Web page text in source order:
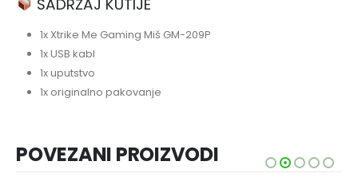
SADRŽAJ KUTIJE
1x Xtrike Me Gaming Miš GM-209P
1x USB kabl
1x uputstvo
1x originalno pakovanje
POVEZANI PROIZVODI